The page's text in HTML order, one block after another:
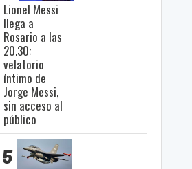
Lionel Messi
llega a
Rosario a las
20.30:
velatorio
íntimo de
Jorge Messi,
sin acceso al
público
5